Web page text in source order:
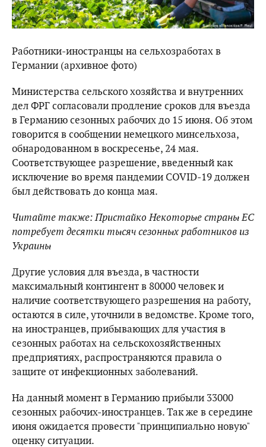
Работники-иностранцы на сельхозработах в
Германии (архивное фото)
Министерства сельского хозяйства и внутренних
дел ФРГ согласовали продление сроков для въезда
в Германию сезонных рабочих до 15 июня. Об этом
говорится в сообщении немецкого минсельхоза,
обнародованном в воскресенье, 24 мая.
Соответствующее разрешение, введенный как
исключение во время пандемии COVID-19 должен
был действовать до конца мая.
Читайте также: Пристайко Некоторые страны ЕС
потребует десятки тысяч сезонных работников из
Украины
Другие условия для въезда, в частности
максимальный контингент в 80000 человек и
наличие соответствующего разрешения на работу,
остаются в силе, уточнили в ведомстве. Кроме того,
на иностранцев, прибывающих для участия в
сезонных работах на сельскохозяйственных
предприятиях, распространяются правила о
защите от инфекционных заболеваний.
На данный момент в Германию прибыли 33000
сезонных рабочих-иностранцев. Так же в середине
июня ожидается провести "принципиально новую"
оценку ситуации.